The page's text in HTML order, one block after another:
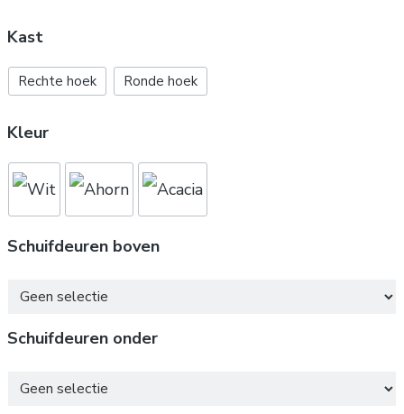
Kast
Rechte hoek Ronde hoek
Kleur
Schuifdeuren boven
Schuifdeuren boven
Schuifdeuren onder
Schuifdeuren onder